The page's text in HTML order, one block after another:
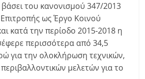
του κανονισμού 347/2013
ως Έργο Κοινού
κατά την περίοδο 2015-2018 η
περισσότερα από 34,5
για την ολοκλήρωση τεχνικών,
μελετών για το